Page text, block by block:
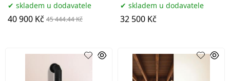
vášskladem u dodavatele
40 900 Kč 45 444.44 Kč
skladem u dodavatele
32 500 Kč